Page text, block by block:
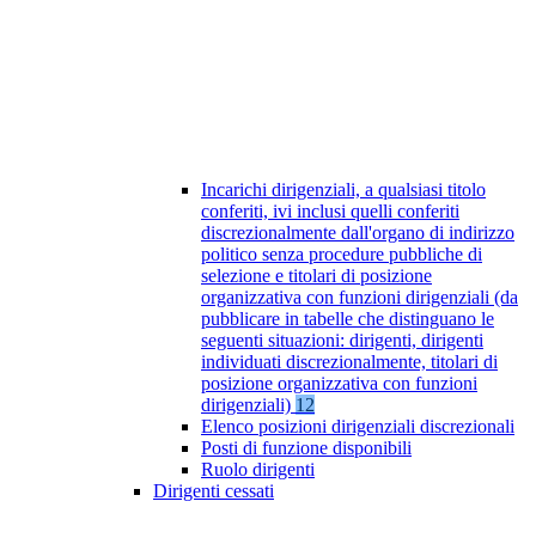
Incarichi dirigenziali, a qualsiasi titolo
conferiti, ivi inclusi quelli conferiti
discrezionalmente dall'organo di indirizzo
politico senza procedure pubbliche di
selezione e titolari di posizione
organizzativa con funzioni dirigenziali (da
pubblicare in tabelle che distinguano le
seguenti situazioni: dirigenti, dirigenti
individuati discrezionalmente, titolari di
posizione organizzativa con funzioni
dirigenziali) 12
Elenco posizioni dirigenziali discrezionali
Posti di funzione disponibili
Ruolo dirigenti
Dirigenti cessati